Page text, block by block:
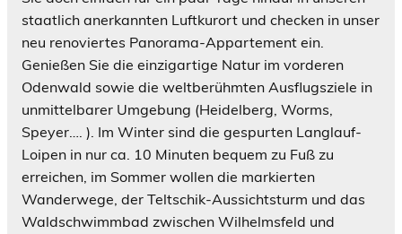
staatlich anerkannten Luftkurort und checken in unser
neu renoviertes Panorama-Appartement ein.
Genießen Sie die einzigartige Natur im vorderen
Odenwald sowie die weltberühmten Ausflugsziele in
unmittelbarer Umgebung (Heidelberg, Worms,
Speyer…. ). Im Winter sind die gespurten Langlauf-
Loipen in nur ca. 10 Minuten bequem zu Fuß zu
erreichen, im Sommer wollen die markierten
Wanderwege, der Teltschik-Aussichtsturm und das
Waldschwimmbad zwischen Wilhelmsfeld und